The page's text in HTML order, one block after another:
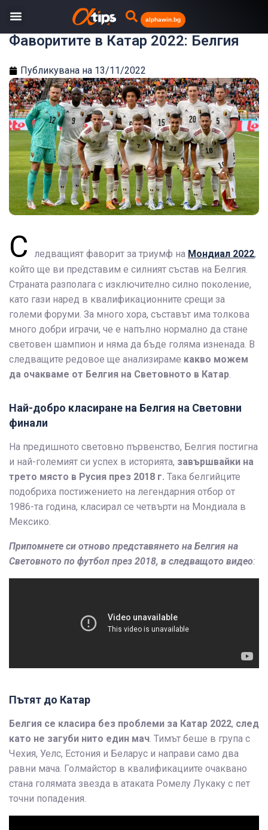
alphawin.bg
Фаворитите в Катар 2022: Белгия
Публикувана на 13/11/2022
С ледващият фаворит за триумф на Мондиал 2022,
който ще ви представим е силният състав на Белгия.
Страната разполага с изключително силно поколение,
като гази наред в квалификационните срещи за
големи форуми. За много хора, съставът има толкова
много добри играчи, че е напълно нормално да стане
световен шампион и няма да бъде голяма изненада. В
следващите редовое ще анализираме какво можем
да очакваме от Белгия на Световното в Катар
Най-добро класиране на Белгия на Световни
финали
На предишното световно първенство, Белгия постигна
и най-големият си успех в историята, завършвайки на
трето място в Русия през 2018 г. Така белгийците
подобриха постижението на легендарния отбор от
1986-та година, класирал се четвърти на Мондиала в
Мексико.
Припомнете си отново представянето на Белгия на
Световното по футбол през 2018, в следващото видео:
Пътят до Катар
Белгия се класира без проблеми за Катар 2022, след
като не загуби нито един мач . Тимът беше в група с
Чехия, Уелс, Естония и Беларус и направи само два
равни мача. Голмайстор в квалификациите очаквано
стана голямата звезда в атаката Ромелу Лукаку с пет
точни попадения.